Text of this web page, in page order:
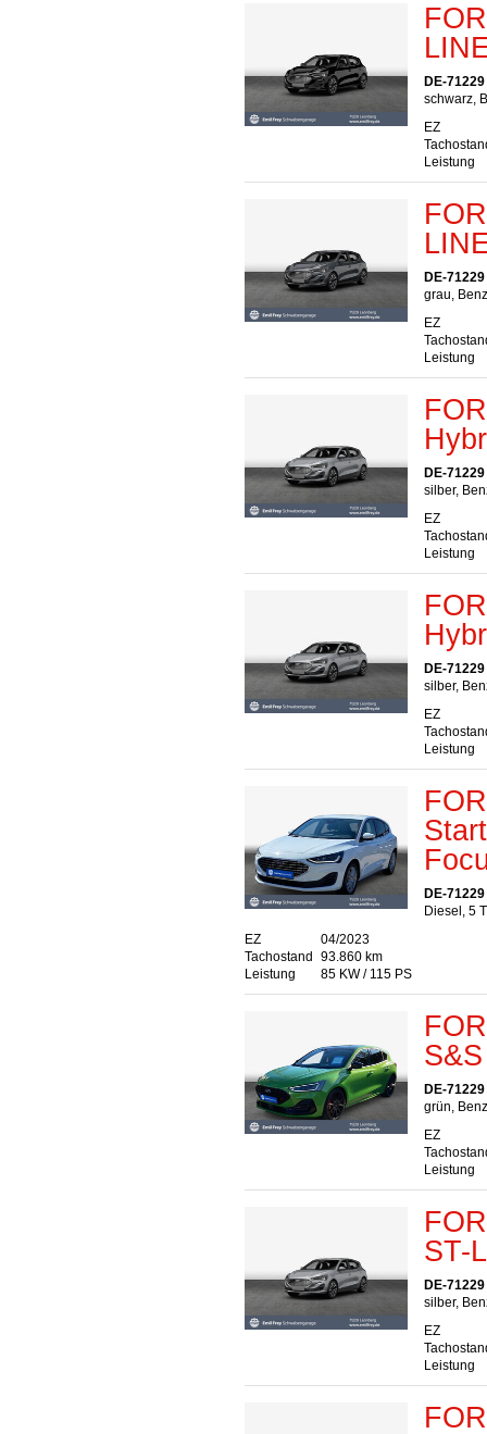
DE-
schwarz,
EZ
Leistung
DE-
grau,
EZ
Leistung
DE-
silber,
EZ
Leistung
DE-
silber,
EZ
Leistung
DE-
Diesel, 5
EZ
04/2023
Tachostand
93.860 km
Leistung
85 KW / 115 PS
DE-
grün,
EZ
Leistung
ST-
DE-
silber,
EZ
Leistung